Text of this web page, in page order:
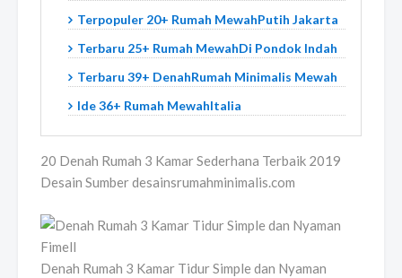
Terpopuler 20+ Rumah MewahPutih Jakarta
Terbaru 25+ Rumah MewahDi Pondok Indah
Terbaru 39+ DenahRumah Minimalis Mewah
Ide 36+ Rumah MewahItalia
20 Denah Rumah 3 Kamar Sederhana Terbaik 2019
Desain Sumber desainsrumahminimalis.com
Denah Rumah 3 Kamar Tidur Simple dan Nyaman